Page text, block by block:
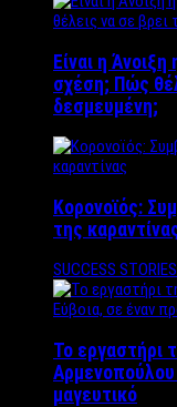
Είναι η
σχέση; Πώς
δεσμευμένη;
Κορονοϊός:
της
SUCCESS STORIES
Το εργαστήρι
Αρμενοπούλου
μαγευτικό